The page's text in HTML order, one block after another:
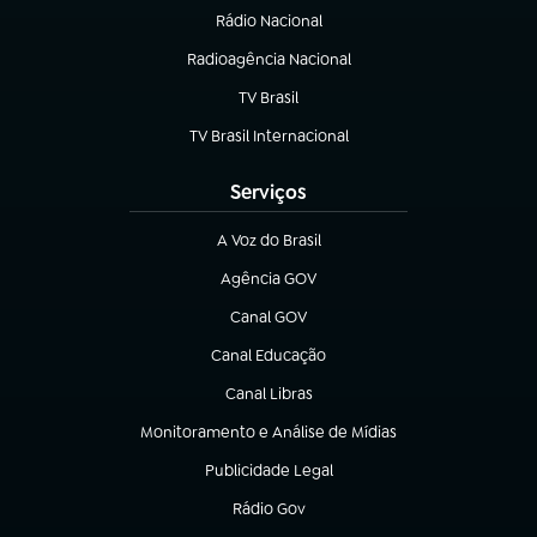
Rádio Nacional
Radioagência Nacional
(abre em nova aba)
TV Brasil
(abre em nova aba)
TV Brasil Internacional
(abre em nova aba)
Serviços
A Voz do Brasil
(abre em nova aba)
Agência GOV
(abre em nova aba)
Canal GOV
(abre em nova aba)
Canal Educação
(abre em nova aba)
Canal Libras
(abre em nova aba)
Monitoramento e Análise de Mídias
(abre em nova aba)
Publicidade Legal
(abre em nova aba)
Rádio Gov
(abre em nova aba)